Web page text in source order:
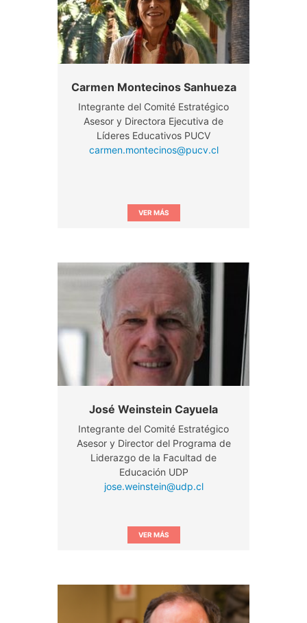
Carmen Montecinos Sanhueza
Integrante del Comité Estratégico
Asesor y Directora Ejecutiva de
Líderes Educativos PUCV
carmen.montecinos@pucv.cl
VER MÁS
José Weinstein Cayuela
Integrante del Comité Estratégico
Asesor y Director del Programa de
Liderazgo de la Facultad de
Educación UDP
jose.weinstein@udp.cl
VER MÁS